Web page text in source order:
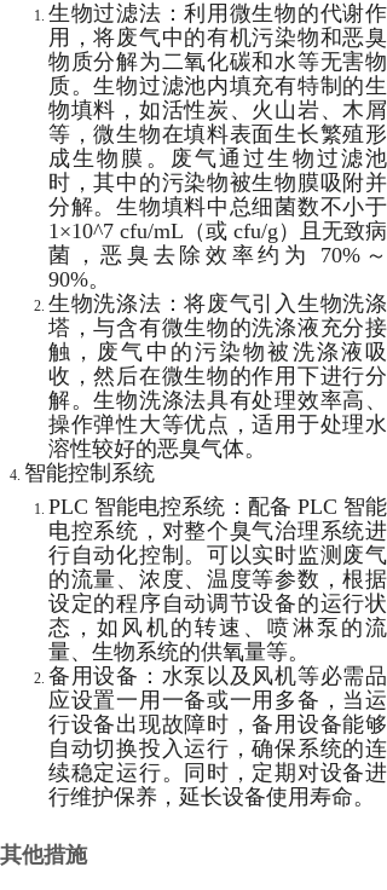
生物过滤法：利用微生物的代谢作
用，将废气中的有机污染物和恶臭
物质分解为二氧化碳和水等无害物
质。生物过滤池内填充有特制的生
物填料，如活性炭、火山岩、木屑
等，微生物在填料表面生长繁殖形
成生物膜。废气通过生物过滤池
时，其中的污染物被生物膜吸附并
分解。生物填料中总细菌数不小于
1×10^7 cfu/mL（或 cfu/g）且无致病
菌，恶臭去除效率约为 70%～
90%。
生物洗涤法：将废气引入生物洗涤
塔，与含有微生物的洗涤液充分接
触，废气中的污染物被洗涤液吸
收，然后在微生物的作用下进行分
解。生物洗涤法具有处理效率高、
操作弹性大等优点，适用于处理水
溶性较好的恶臭气体。
智能控制系统
PLC 智能电控系统：配备 PLC 智能
电控系统，对整个臭气治理系统进
行自动化控制。可以实时监测废气
的流量、浓度、温度等参数，根据
设定的程序自动调节设备的运行状
态，如风机的转速、喷淋泵的流
量、生物系统的供氧量等。
备用设备：水泵以及风机等必需品
应设置一用一备或一用多备，当运
行设备出现故障时，备用设备能够
自动切换投入运行，确保系统的连
续稳定运行。同时，定期对设备进
行维护保养，延长设备使用寿命。
其他措施